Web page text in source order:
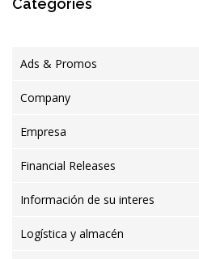
Categories
Ads & Promos
Company
Empresa
Financial Releases
Información de su interes
Logística y almacén